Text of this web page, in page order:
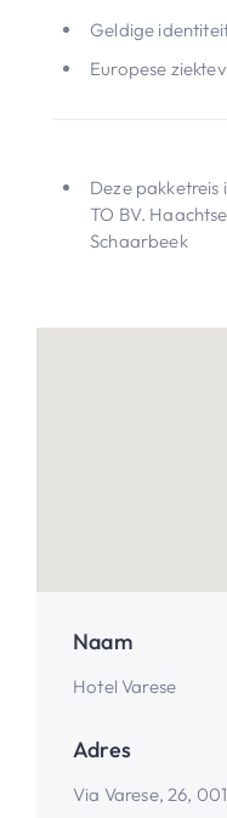
Geldige
Europese
Deze pakketreis
TO BV.
Schaarbeek
Naam
Hotel Varese
Adres
Via Varese, 26,